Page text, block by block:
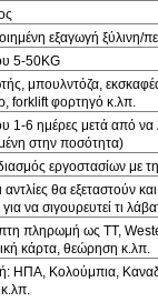
εξαγωγή ξύλινη/
5-50KG
μπουλντόζα,
forklift φορτηγό κ.λπ.
1-6 ημέρες μετά από να
στην ποσότητα)
εργοστασίων με
αντλίες θα εξεταστούν
για να σιγουρευτεί τι
πληρωμή ως TT,
κάρτα, θεώρηση κ.λπ.
ΗΠΑ, Κολούμπια,